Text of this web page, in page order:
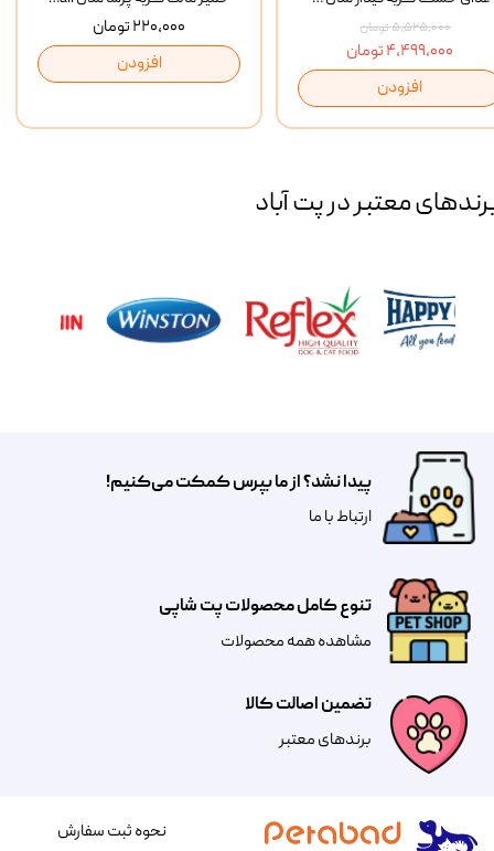
۲۲۰,۰۰۰ تومان
افزودن
۵,۵۲۵,۰۰۰ تومان
۴,۴۹۹,۰۰۰ تومان
افزودن
معتبر در پت آباد
تضمین اصالت کالا
​​برندهای معتبر​​​​​​​
تنوع کامل محصولات پت شاپی
مشاهده همه محصولات
پیدا نشد؟ از ما بپرس کمکت می‌کنیم!
​​​ارتباط با ما
نحوه ثبت سفارش